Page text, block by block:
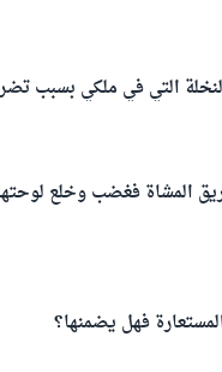
التي في ملكي بسبب
المشاة فغضب وخلع
فهل يضمنها؟